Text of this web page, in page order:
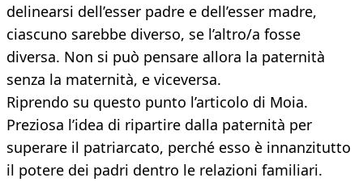
delinearsi dell’esser padre e dell’esser madre,
ciascuno sarebbe diverso, se l’altro/a fosse
diversa. Non si può pensare allora la paternità
senza la maternità, e viceversa.
Riprendo su questo punto l’articolo di Moia.
Preziosa l’idea di ripartire dalla paternità per
superare il patriarcato, perché esso è innanzitutto
il potere dei padri dentro le relazioni familiari.